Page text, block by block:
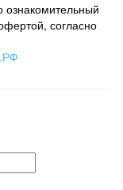
ознакомительный
согласно